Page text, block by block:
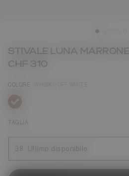
STIVALE LUNA
CHF 310
COLORE
selezionato
TAGLIA
38 Ultimo disponibile